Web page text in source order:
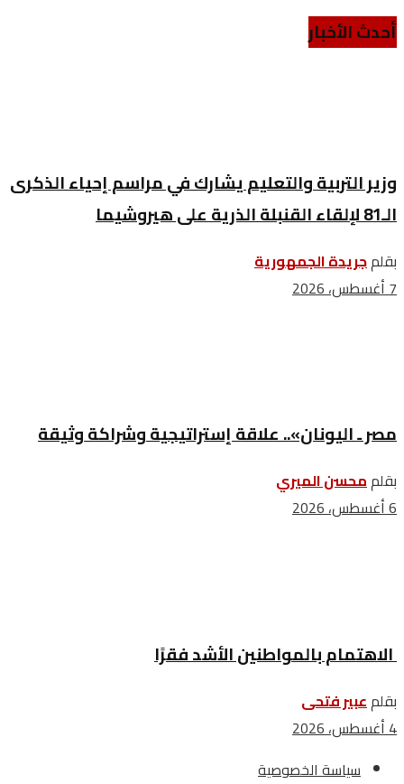
أحدث الأخبار
وزير التربية والتعليم يشارك في مراسم إحياء الذكرى
الـ81 لإلقاء القنبلة الذرية على هيروشيما
بقلمجريدة الجمهورية
7 أغسطس، 2026
مصر ـ اليونان».. علاقة إستراتيجية وشراكة وثيقة
بقلممحسن الميري
6 أغسطس، 2026
الاهتمام بالمواطنين الأشد فقرًا
بقلمعبير فتحى
4 أغسطس، 2026
سياسة الخصوصية